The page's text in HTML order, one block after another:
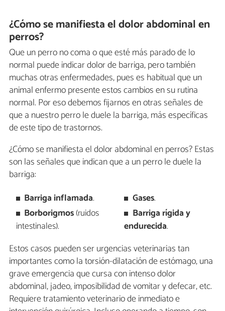
¿Cómo se manifiesta el dolor abdominal en
perros?
Que un perro no coma o que esté más parado de lo
normal puede indicar dolor de barriga, pero también
muchas otras enfermedades, pues es habitual que un
animal enfermo presente estos cambios en su rutina
normal. Por eso debemos fijarnos en otras señales de
que a nuestro perro le duele la barriga, más específicas
de este tipo de trastornos.
¿Cómo se manifiesta el dolor abdominal en perros? Estas
son las señales que indican que a un perro le duele la
barriga:
Barriga inflamada.
Borborigmos(ruidos
intestinales).
Gases.
Barriga rígida y
endurecida.
Estos casos pueden ser urgencias veterinarias tan
importantes como la torsión-dilatación de estómago, una
grave emergencia que cursa con intenso dolor
abdominal, jadeo, imposibilidad de vomitar y defecar, etc.
Requiere tratamiento veterinario de inmediato e